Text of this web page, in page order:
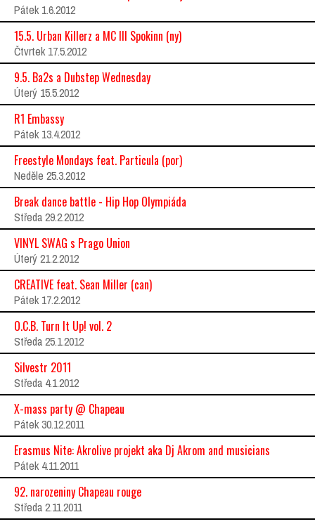
Pátek 1.6.2012
15.5. Urban Killerz a MC Ill Spokinn (ny)
Čtvrtek 17.5.2012
9.5. Ba2s a Dubstep Wednesday
Úterý 15.5.2012
R1 Embassy
Pátek 13.4.2012
Freestyle Mondays feat. Particula (por)
Neděle 25.3.2012
Break dance battle - Hip Hop Olympiáda
Středa 29.2.2012
VINYL SWAG s Prago Union
Úterý 21.2.2012
CREATIVE feat. Sean Miller (can)
Pátek 17.2.2012
O.C.B. Turn It Up! vol. 2
Středa 25.1.2012
Silvestr 2011
Středa 4.1.2012
X-mass party @ Chapeau
Pátek 30.12.2011
Erasmus Nite: Akrolive projekt aka Dj Akrom and musicians
Pátek 4.11.2011
92. narozeniny Chapeau rouge
Středa 2.11.2011